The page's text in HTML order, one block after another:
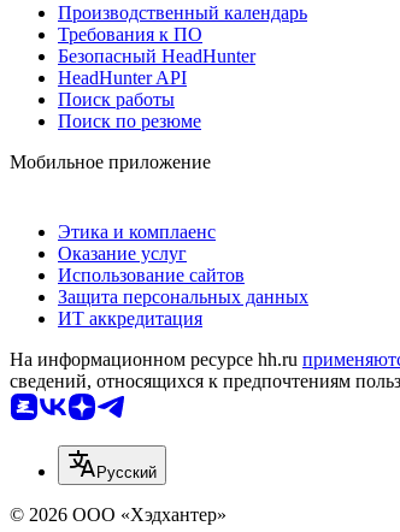
Производственный календарь
Требования к ПО
Безопасный HeadHunter
HeadHunter API
Поиск работы
Поиск по резюме
Мобильное приложение
Этика и комплаенс
Оказание услуг
Использование сайтов
Защита персональных данных
ИТ аккредитация
На информационном ресурсе hh.ru
сведений, относящихся к предпочтениям
Русский
© 2026 ООО «Хэдхантер»